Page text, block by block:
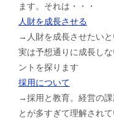
ます。それは・・・
人財を成長させる
→人財を成長させたい
実は予想通りに成長し
ントを探ります
採用について
→採用と教育。経営の課
とが多すぎて理解され